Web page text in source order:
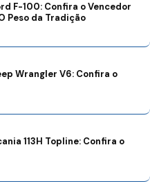
F-100: Confira o Vencedor
Peso da Tradição
Wrangler V6: Confira o
113H Topline: Confira o